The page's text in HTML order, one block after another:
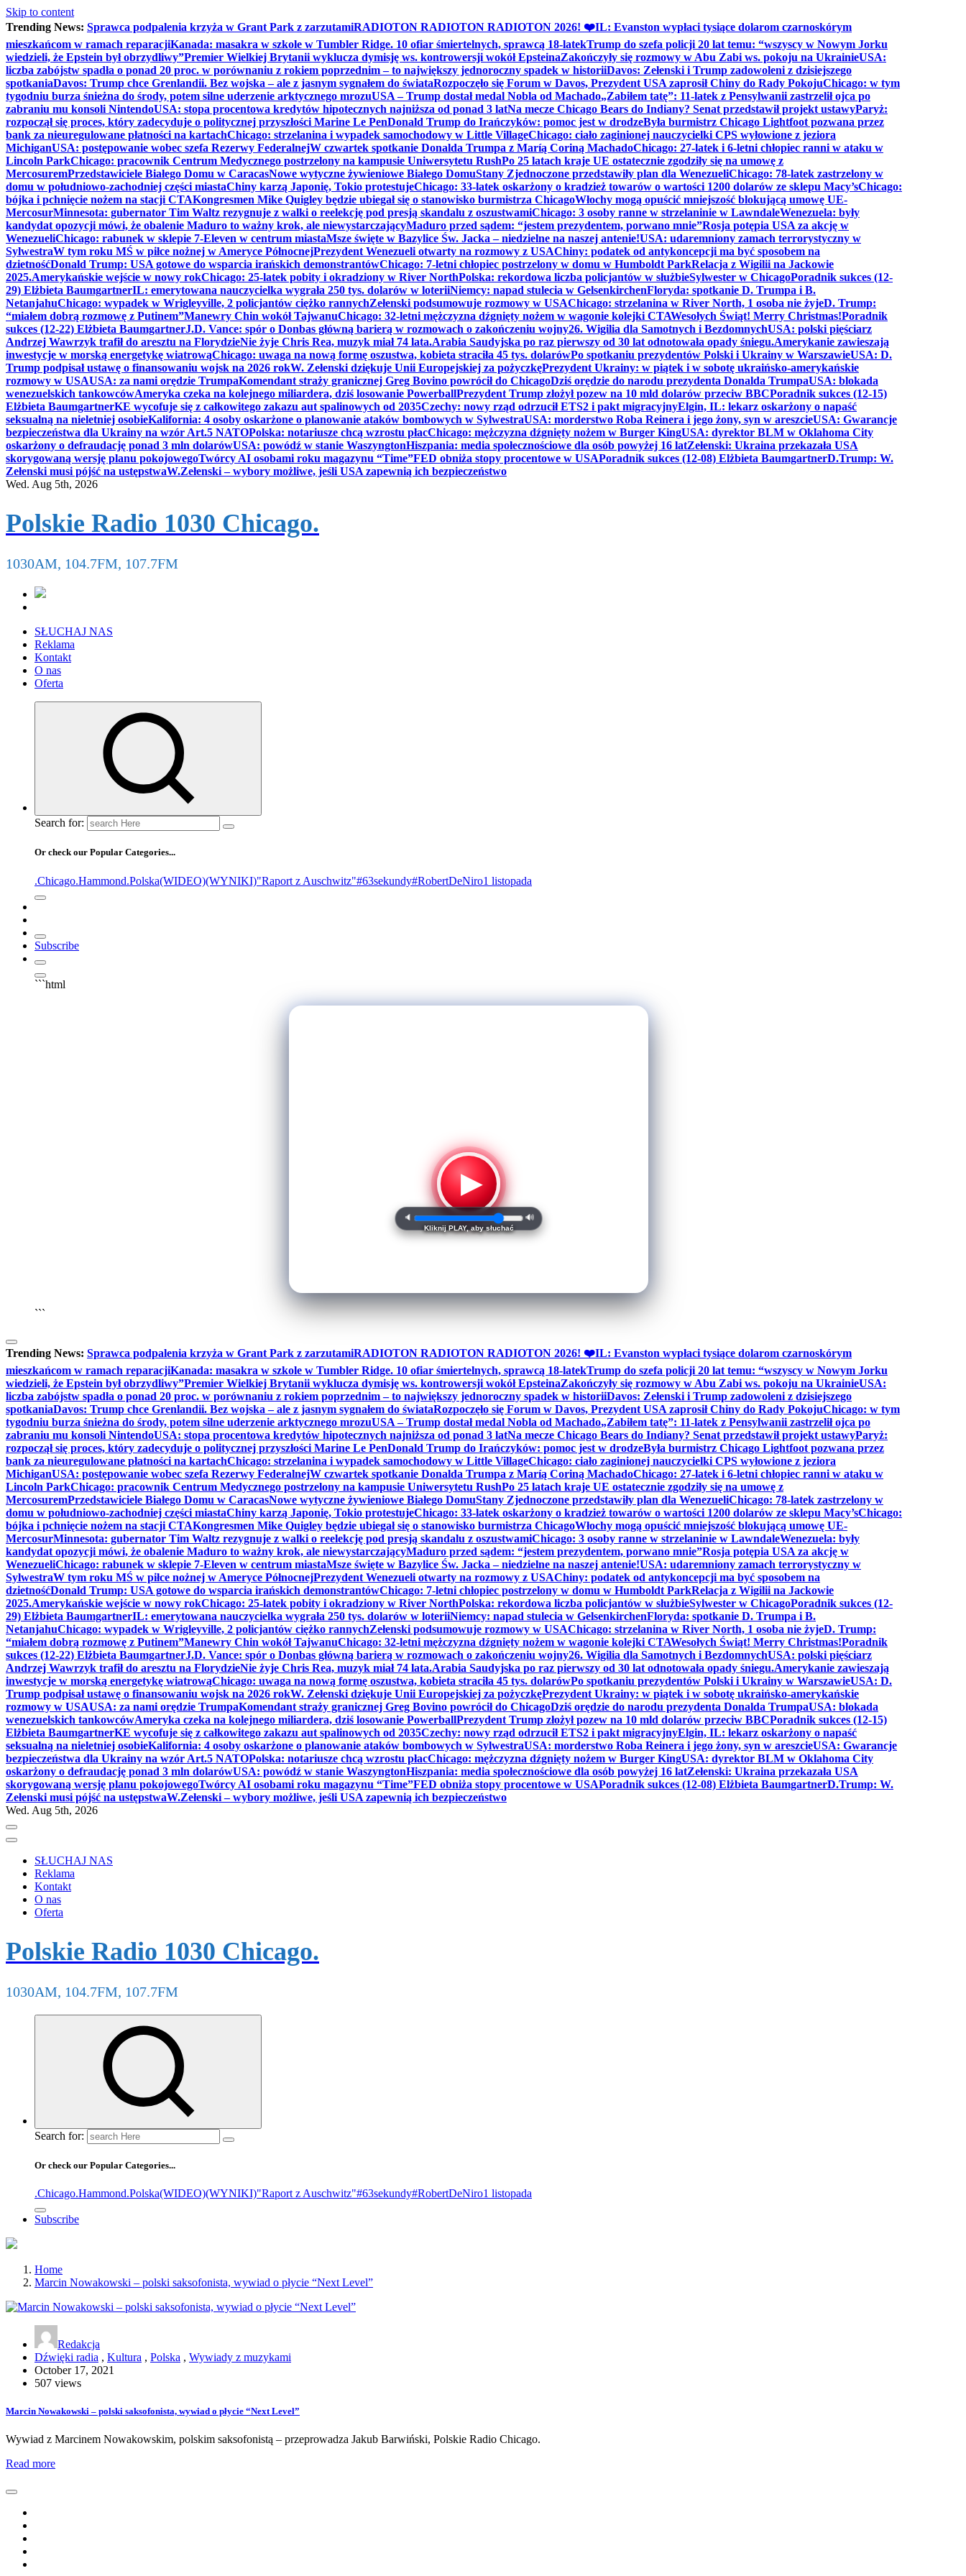
Skip to content
Trending News: Sprawca podpalenia krzyża w Grant Park z zarzutamiRADIOTON RADIOTON RADIOTON 2026! ❤️IL: Evanston wypłaci tysiące dolarom czarnoskórym
mieszkańcom w ramach reparacjiKanada: masakra w szkole w Tumbler Ridge. 10 ofiar śmiertelnych, sprawcą 18-latekTrump do szefa policji 20 lat temu: “wszyscy w Nowym Jorku
wiedzieli, że Epstein był obrzydliwy”Premier Wielkiej Brytanii wyklucza dymisję ws. kontrowersji wokół EpsteinaZakończyły się rozmowy w Abu Zabi ws. pokoju na UkrainieUSA:
liczba zabójstw spadła o ponad 20 proc. w porównaniu z rokiem poprzednim – to największy jednoroczny spadek w historiiDavos: Zełenski i Trump zadowoleni z dzisiejszego
spotkaniaDavos: Trump chce Grenlandii. Bez wojska – ale z jasnym sygnałem do świataRozpoczęło się Forum w Davos, Prezydent USA zaprosił Chiny do Rady PokojuChicago: w tym
tygodniu burza śnieżna do środy, potem silne uderzenie arktycznego mrozuUSA – Trump dostał medal Nobla od Machado„Zabiłem tatę”: 11-latek z Pensylwanii zastrzelił ojca po
zabraniu mu konsoli NintendoUSA: stopa procentowa kredytów hipotecznych najniższa od ponad 3 latNa mecze Chicago Bears do Indiany? Senat przedstawił projekt ustawyParyż:
rozpoczął się proces, który zadecyduje o politycznej przyszłości Marine Le PenDonald Trump do Irańczyków: pomoc jest w drodzeByła burmistrz Chicago Lightfoot pozwana przez
bank za nieuregulowane płatności na kartachChicago: strzelanina i wypadek samochodowy w Little VillageChicago: ciało zaginionej nauczycielki CPS wyłowione z jeziora
MichiganUSA: postępowanie wobec szefa Rezerwy FederalnejW czwartek spotkanie Donalda Trumpa z Maríą Coriną MachadoChicago: 27-latek i 6-letni chłopiec ranni w ataku w
Lincoln ParkChicago: pracownik Centrum Medycznego postrzelony na kampusie Uniwersytetu RushPo 25 latach kraje UE ostatecznie zgodziły się na umowę z
MercosuremPrzedstawiciele Białego Domu w CaracasNowe wytyczne żywieniowe Białego DomuStany Zjednoczone przedstawiły plan dla WenezueliChicago: 78-latek zastrzelony w
domu w południowo-zachodniej części miastaChiny karzą Japonię, Tokio protestujeChicago: 33-latek oskarżony o kradzież towarów o wartości 1200 dolarów ze sklepu Macy’sChicago:
bójka i pchnięcie nożem na stacji CTAKongresmen Mike Quigley będzie ubiegał się o stanowisko burmistrza ChicagoWłochy mogą opuścić mniejszość blokującą umowę UE-
MercosurMinnesota: gubernator Tim Waltz rezygnuje z walki o reelekcję pod presją skandalu z oszustwamiChicago: 3 osoby ranne w strzelaninie w LawndaleWenezuela: były
kandydat opozycji mówi, że obalenie Maduro to ważny krok, ale niewystarczającyMaduro przed sądem: “jestem prezydentem, porwano mnie”Rosja potępia USA za akcję w
WenezueliChicago: rabunek w sklepie 7-Eleven w centrum miastaMsze święte w Bazylice Św. Jacka – niedzielne na naszej antenie!USA: udaremniony zamach terrorystyczny w
SylwestraW tym roku MŚ w piłce nożnej w Ameryce PółnocnejPrezydent Wenezueli otwarty na rozmowy z USAChiny: podatek od antykoncepcji ma być sposobem na
dzietnośćDonald Trump: USA gotowe do wsparcia irańskich demonstrantówChicago: 7-letni chłopiec postrzelony w domu w Humboldt ParkRelacja z Wigilii na Jackowie
2025.Amerykańskie wejście w nowy rokChicago: 25-latek pobity i okradziony w River NorthPolska: rekordowa liczba policjantów w służbieSylwester w ChicagoPoradnik sukces (12-
29) Elżbieta BaumgartnerIL: emerytowana nauczycielka wygrała 250 tys. dolarów w loteriiNiemcy: napad stulecia w GelsenkirchenFloryda: spotkanie D. Trumpa i B.
NetanjahuChicago: wypadek w Wrigleyville, 2 policjantów ciężko rannychZełenski podsumowuje rozmowy w USAChicago: strzelanina w River North, 1 osoba nie żyjeD. Trump:
“miałem dobrą rozmowę z Putinem”Manewry Chin wokół TajwanuChicago: 32-letni mężczyzna dźgnięty nożem w wagonie kolejki CTAWesołych Świąt! Merry Christmas!Poradnik
sukces (12-22) Elżbieta BaumgartnerJ.D. Vance: spór o Donbas główną barierą w rozmowach o zakończeniu wojny26. Wigilia dla Samotnych i BezdomnychUSA: polski pięściarz
Andrzej Wawrzyk trafił do aresztu na FlorydzieNie żyje Chris Rea, muzyk miał 74 lata.Arabia Saudyjska po raz pierwszy od 30 lat odnotowała opady śniegu.Amerykanie zawieszają
inwestycje w morską energetykę wiatrowąChicago: uwaga na nową formę oszustwa, kobieta straciła 45 tys. dolarówPo spotkaniu prezydentów Polski i Ukrainy w WarszawieUSA: D.
Trump podpisał ustawę o finansowaniu wojsk na 2026 rokW. Zełenski dziękuje Unii Europejskiej za pożyczkęPrezydent Ukrainy: w piątek i w sobotę ukraińsko-amerykańskie
rozmowy w USAUSA: za nami orędzie TrumpaKomendant straży granicznej Greg Bovino powrócił do ChicagoDziś orędzie do narodu prezydenta Donalda TrumpaUSA: blokada
wenezuelskich tankowcówAmeryka czeka na kolejnego miliardera, dziś losowanie PowerballPrezydent Trump złożył pozew na 10 mld dolarów przeciw BBCPoradnik sukces (12-15)
Elżbieta BaumgartnerKE wycofuje się z całkowitego zakazu aut spalinowych od 2035Czechy: nowy rząd odrzucił ETS2 i pakt migracyjnyElgin, IL: lekarz oskarżony o napaść
seksualną na nieletniej osobieKalifornia: 4 osoby oskarżone o planowanie ataków bombowych w SylwestraUSA: morderstwo Roba Reinera i jego żony, syn w areszcieUSA: Gwarancje
bezpieczeństwa dla Ukrainy na wzór Art.5 NATOPolska: notariusze chcą wzrostu płacChicago: mężczyzna dźgnięty nożem w Burger KingUSA: dyrektor BLM w Oklahoma City
oskarżony o defraudację ponad 3 mln dolarówUSA: powódź w stanie WaszyngtonHiszpania: media społecznościowe dla osób powyżej 16 latZełenski: Ukraina przekazała USA
skorygowaną wersję planu pokojowegoTwórcy AI osobami roku magazynu “Time”FED obniża stopy procentowe w USAPoradnik sukces (12-08) Elżbieta BaumgartnerD.Trump: W.
Zełenski musi pójść na ustępstwaW.Zełenski – wybory możliwe, jeśli USA zapewnią ich bezpieczeństwo
Wed. Aug 5th, 2026
Polskie Radio 1030 Chicago.
1030AM, 104.7FM, 107.7FM
SŁUCHAJ NAS
Reklama
Kontakt
O nas
Oferta
Search for:
Or check our Popular Categories...
.Chicago.Hammond.Polska(WIDEO)(WYNIKI)"Raport z Auschwitz"#63sekundy#RobertDeNiro1 listopada
Subscribe
```html
▶
🔈 🔊
Kliknij PLAY, aby słuchać
```
Trending News: Sprawca podpalenia krzyża w Grant Park z zarzutamiRADIOTON RADIOTON RADIOTON 2026! ❤️IL: Evanston wypłaci tysiące dolarom czarnoskórym
mieszkańcom w ramach reparacjiKanada: masakra w szkole w Tumbler Ridge. 10 ofiar śmiertelnych, sprawcą 18-latekTrump do szefa policji 20 lat temu: “wszyscy w Nowym Jorku
wiedzieli, że Epstein był obrzydliwy”Premier Wielkiej Brytanii wyklucza dymisję ws. kontrowersji wokół EpsteinaZakończyły się rozmowy w Abu Zabi ws. pokoju na UkrainieUSA:
liczba zabójstw spadła o ponad 20 proc. w porównaniu z rokiem poprzednim – to największy jednoroczny spadek w historiiDavos: Zełenski i Trump zadowoleni z dzisiejszego
spotkaniaDavos: Trump chce Grenlandii. Bez wojska – ale z jasnym sygnałem do świataRozpoczęło się Forum w Davos, Prezydent USA zaprosił Chiny do Rady PokojuChicago: w tym
tygodniu burza śnieżna do środy, potem silne uderzenie arktycznego mrozuUSA – Trump dostał medal Nobla od Machado„Zabiłem tatę”: 11-latek z Pensylwanii zastrzelił ojca po
zabraniu mu konsoli NintendoUSA: stopa procentowa kredytów hipotecznych najniższa od ponad 3 latNa mecze Chicago Bears do Indiany? Senat przedstawił projekt ustawyParyż:
rozpoczął się proces, który zadecyduje o politycznej przyszłości Marine Le PenDonald Trump do Irańczyków: pomoc jest w drodzeByła burmistrz Chicago Lightfoot pozwana przez
bank za nieuregulowane płatności na kartachChicago: strzelanina i wypadek samochodowy w Little VillageChicago: ciało zaginionej nauczycielki CPS wyłowione z jeziora
MichiganUSA: postępowanie wobec szefa Rezerwy FederalnejW czwartek spotkanie Donalda Trumpa z Maríą Coriną MachadoChicago: 27-latek i 6-letni chłopiec ranni w ataku w
Lincoln ParkChicago: pracownik Centrum Medycznego postrzelony na kampusie Uniwersytetu RushPo 25 latach kraje UE ostatecznie zgodziły się na umowę z
MercosuremPrzedstawiciele Białego Domu w CaracasNowe wytyczne żywieniowe Białego DomuStany Zjednoczone przedstawiły plan dla WenezueliChicago: 78-latek zastrzelony w
domu w południowo-zachodniej części miastaChiny karzą Japonię, Tokio protestujeChicago: 33-latek oskarżony o kradzież towarów o wartości 1200 dolarów ze sklepu Macy’sChicago:
bójka i pchnięcie nożem na stacji CTAKongresmen Mike Quigley będzie ubiegał się o stanowisko burmistrza ChicagoWłochy mogą opuścić mniejszość blokującą umowę UE-
MercosurMinnesota: gubernator Tim Waltz rezygnuje z walki o reelekcję pod presją skandalu z oszustwamiChicago: 3 osoby ranne w strzelaninie w LawndaleWenezuela: były
kandydat opozycji mówi, że obalenie Maduro to ważny krok, ale niewystarczającyMaduro przed sądem: “jestem prezydentem, porwano mnie”Rosja potępia USA za akcję w
WenezueliChicago: rabunek w sklepie 7-Eleven w centrum miastaMsze święte w Bazylice Św. Jacka – niedzielne na naszej antenie!USA: udaremniony zamach terrorystyczny w
SylwestraW tym roku MŚ w piłce nożnej w Ameryce PółnocnejPrezydent Wenezueli otwarty na rozmowy z USAChiny: podatek od antykoncepcji ma być sposobem na
dzietnośćDonald Trump: USA gotowe do wsparcia irańskich demonstrantówChicago: 7-letni chłopiec postrzelony w domu w Humboldt ParkRelacja z Wigilii na Jackowie
2025.Amerykańskie wejście w nowy rokChicago: 25-latek pobity i okradziony w River NorthPolska: rekordowa liczba policjantów w służbieSylwester w ChicagoPoradnik sukces (12-
29) Elżbieta BaumgartnerIL: emerytowana nauczycielka wygrała 250 tys. dolarów w loteriiNiemcy: napad stulecia w GelsenkirchenFloryda: spotkanie D. Trumpa i B.
NetanjahuChicago: wypadek w Wrigleyville, 2 policjantów ciężko rannychZełenski podsumowuje rozmowy w USAChicago: strzelanina w River North, 1 osoba nie żyjeD. Trump:
“miałem dobrą rozmowę z Putinem”Manewry Chin wokół TajwanuChicago: 32-letni mężczyzna dźgnięty nożem w wagonie kolejki CTAWesołych Świąt! Merry Christmas!Poradnik
sukces (12-22) Elżbieta BaumgartnerJ.D. Vance: spór o Donbas główną barierą w rozmowach o zakończeniu wojny26. Wigilia dla Samotnych i BezdomnychUSA: polski pięściarz
Andrzej Wawrzyk trafił do aresztu na FlorydzieNie żyje Chris Rea, muzyk miał 74 lata.Arabia Saudyjska po raz pierwszy od 30 lat odnotowała opady śniegu.Amerykanie zawieszają
inwestycje w morską energetykę wiatrowąChicago: uwaga na nową formę oszustwa, kobieta straciła 45 tys. dolarówPo spotkaniu prezydentów Polski i Ukrainy w WarszawieUSA: D.
Trump podpisał ustawę o finansowaniu wojsk na 2026 rokW. Zełenski dziękuje Unii Europejskiej za pożyczkęPrezydent Ukrainy: w piątek i w sobotę ukraińsko-amerykańskie
rozmowy w USAUSA: za nami orędzie TrumpaKomendant straży granicznej Greg Bovino powrócił do ChicagoDziś orędzie do narodu prezydenta Donalda TrumpaUSA: blokada
wenezuelskich tankowcówAmeryka czeka na kolejnego miliardera, dziś losowanie PowerballPrezydent Trump złożył pozew na 10 mld dolarów przeciw BBCPoradnik sukces (12-15)
Elżbieta BaumgartnerKE wycofuje się z całkowitego zakazu aut spalinowych od 2035Czechy: nowy rząd odrzucił ETS2 i pakt migracyjnyElgin, IL: lekarz oskarżony o napaść
seksualną na nieletniej osobieKalifornia: 4 osoby oskarżone o planowanie ataków bombowych w SylwestraUSA: morderstwo Roba Reinera i jego żony, syn w areszcieUSA: Gwarancje
bezpieczeństwa dla Ukrainy na wzór Art.5 NATOPolska: notariusze chcą wzrostu płacChicago: mężczyzna dźgnięty nożem w Burger KingUSA: dyrektor BLM w Oklahoma City
oskarżony o defraudację ponad 3 mln dolarówUSA: powódź w stanie WaszyngtonHiszpania: media społecznościowe dla osób powyżej 16 latZełenski: Ukraina przekazała USA
skorygowaną wersję planu pokojowegoTwórcy AI osobami roku magazynu “Time”FED obniża stopy procentowe w USAPoradnik sukces (12-08) Elżbieta BaumgartnerD.Trump: W.
Zełenski musi pójść na ustępstwaW.Zełenski – wybory możliwe, jeśli USA zapewnią ich bezpieczeństwo
Wed. Aug 5th, 2026
SŁUCHAJ NAS
Reklama
Kontakt
O nas
Oferta
Polskie Radio 1030 Chicago.
1030AM, 104.7FM, 107.7FM
Search for:
Or check our Popular Categories...
.Chicago.Hammond.Polska(WIDEO)(WYNIKI)"Raport z Auschwitz"#63sekundy#RobertDeNiro1 listopada
Subscribe
Home
Marcin Nowakowski – polski saksofonista, wywiad o płycie “Next Level”
Redakcja
Dźwięki radia , Kultura , Polska , Wywiady z muzykami
October 17, 2021
507 views
Marcin Nowakowski – polski saksofonista, wywiad o płycie “Next Level”
Wywiad z Marcinem Nowakowskim, polskim saksofonistą – przeprowadza Jakub Barwiński, Polskie Radio Chicago.
Read more